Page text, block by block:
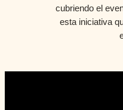
cubriendo el
esta iniciativa